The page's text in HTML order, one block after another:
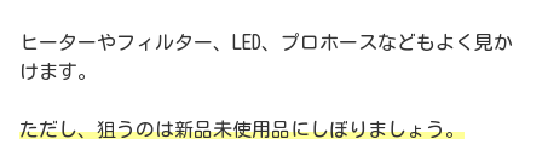
ヒーターやフィルター、LED、プロホースなどもよく見か
けます。
ただし、狙うのは新品未使用品にしぼりましょう。